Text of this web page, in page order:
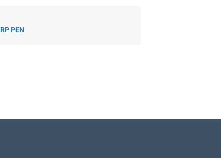
PEN